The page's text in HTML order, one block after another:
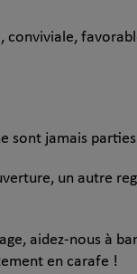
conviviale,
sont jamais
un autre
aidez-nous à
en carafe !